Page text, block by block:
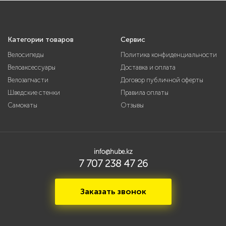
Категории товаров
Велосипеды
Велоаксессуары
Велозапчасти
Шведские стенки
Самокаты
Сервис
Политика конфиденциальности
Доставка и оплата
Договор публичной оферты
Правила оплаты
Отзывы
info@hube.kz
7 707 238 47 26
Заказать звонок